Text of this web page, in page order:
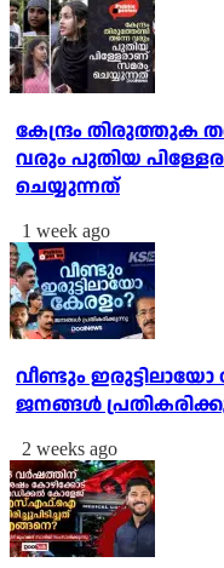
കേന്ദ്രം തിരുത്തുക
വരും പുതിയ
ചെയ്യുന്നത്
1 week ago
വീണ്ടും ഇരുട്ടിലായോ
ജനങ്ങൾ
2 weeks ago